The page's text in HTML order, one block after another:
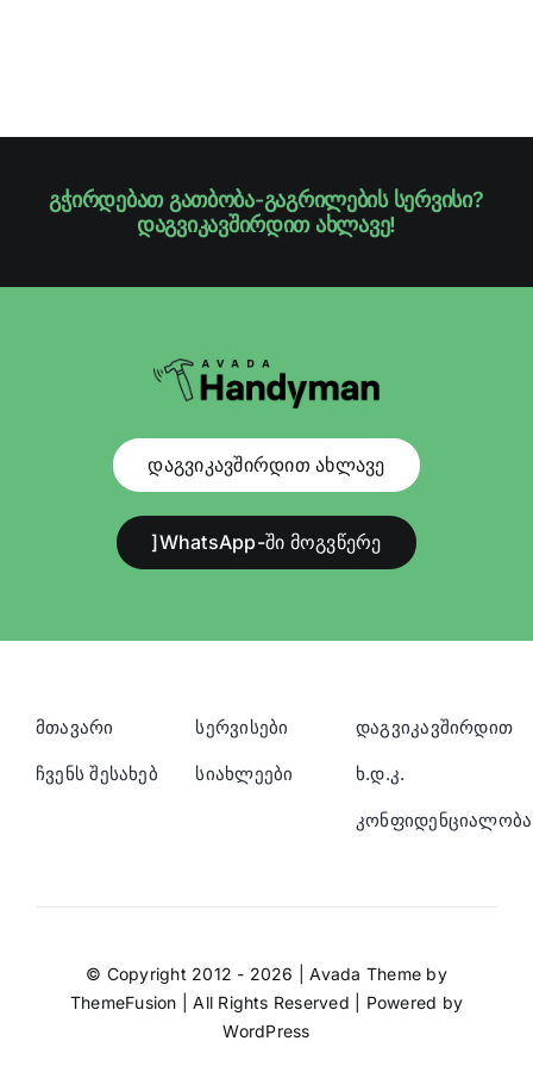
გჭირდებათ გათბობა-გაგრილების სერვისი?
დაგვიკავშირდით ახლავე!
დაგვიკავშირდით ახლავე
]WhatsApp-ში მოგვწერე
მთავარი
ჩვენს შესახებ
სერვისები
სიახლეები
დაგვიკავშირდით
ხ.დ.კ.
კონფიდენციალობა
© Copyright 2012 - 2026 | Avada Theme by
ThemeFusion | All Rights Reserved | Powered by
WordPress